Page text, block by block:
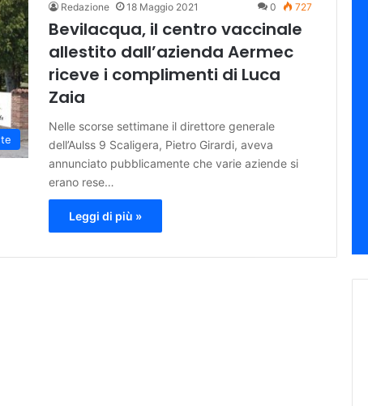
Redazione 18 Maggio 2021 0 727
Bevilacqua, il centro vaccinale
allestito dall’azienda Aermec
riceve i complimenti di Luca
Zaia
Nelle scorse settimane il direttore generale
dell’Aulss 9 Scaligera, Pietro Girardi, aveva
annunciato pubblicamente che varie aziende si
erano rese…
Leggi di più »